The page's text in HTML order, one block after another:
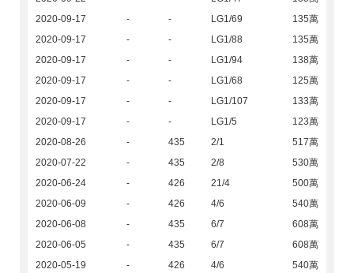
2020-09-17
- - LG1/69
135萬
2020-09-17
- - LG1/88
135萬
2020-09-17
- - LG1/94
138萬
2020-09-17
- - LG1/68
125萬
2020-09-17
- - LG1/107
133萬
2020-09-17
- - LG1/5
123萬
2020-08-26
- 435 2/1
517萬
2020-07-22
- 435 2/8
530萬
2020-06-24
- 426 21/4
500萬
2020-06-09
- 426 4/6
540萬
2020-06-08
- 435 6/7
608萬
2020-06-05
- 435 6/7
608萬
2020-05-19
- 426 4/6
540萬